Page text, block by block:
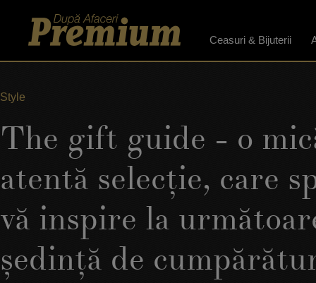
Ceasuri & Bijuterii
Style
The gift guide - o
atentă selecţie, care
vă inspire la
şedinţă de